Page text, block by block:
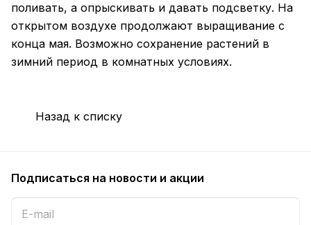
поливать, а опрыскивать и давать подсветку. На
открытом воздухе продолжают выращивание с
конца мая. Возможно сохранение растений в
зимний период в комнатных условиях.
Назад к списку
Подписаться на новости и акции